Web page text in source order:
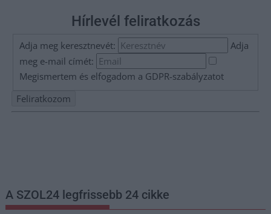
Hírlevél feliratkozás
Adja meg keresztnevét:
Adja
meg e-mail címét:
Megismertem és elfogadom a GDPR-szabályzatot
A SZOL24 legfrissebb 24 cikke